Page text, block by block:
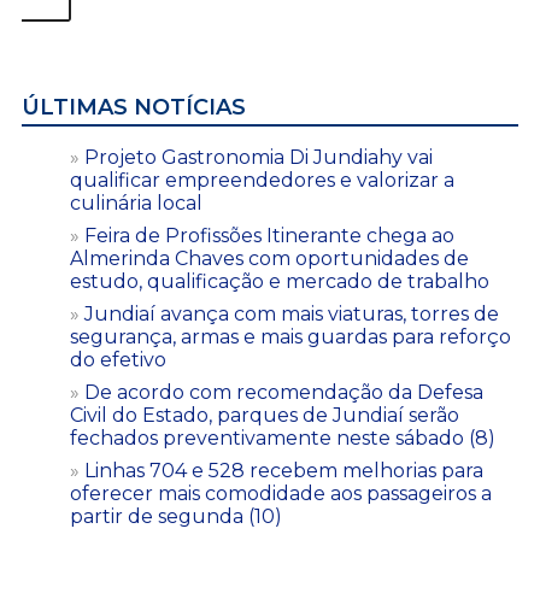
ÚLTIMAS NOTÍCIAS
Projeto Gastronomia Di Jundiahy vai
qualificar empreendedores e valorizar a
culinária local
Feira de Profissões Itinerante chega ao
Almerinda Chaves com oportunidades de
estudo, qualificação e mercado de trabalho
Jundiaí avança com mais viaturas, torres de
segurança, armas e mais guardas para reforço
do efetivo
De acordo com recomendação da Defesa
Civil do Estado, parques de Jundiaí serão
fechados preventivamente neste sábado (8)
Linhas 704 e 528 recebem melhorias para
oferecer mais comodidade aos passageiros a
partir de segunda (10)